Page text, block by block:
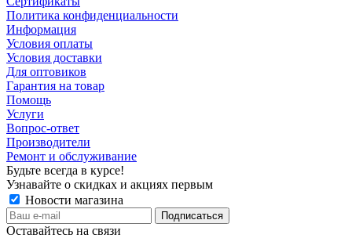
Политика конфиденциальности
Информация
Условия оплаты
Условия доставки
Для оптовиков
Гарантия на товар
Помощь
Услуги
Вопрос-ответ
Производители
Ремонт и обслуживание
Будьте всегда в курсе!
Узнавайте о скидках и акциях первым
Новости магазина
Оставайтесь на связи